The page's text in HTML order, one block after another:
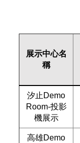
展示中心名
稱
汐止Demo
Room-投影
機展示
高雄Demo